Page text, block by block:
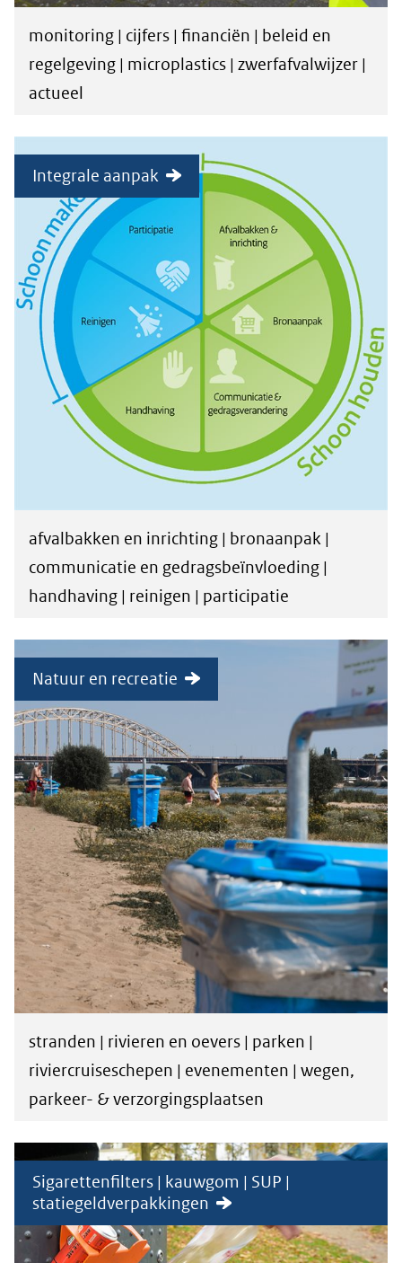
monitoring | cijfers | financiën | beleid en
regelgeving | microplastics | zwerfafvalwijzer |
actueel
Integrale aanpak
afvalbakken en inrichting | bronaanpak |
communicatie en gedragsbeïnvloeding |
handhaving | reinigen | participatie
Natuur en recreatie
stranden | rivieren en oevers | parken |
riviercruiseschepen | evenementen | wegen,
parkeer- & verzorgingsplaatsen
Sigarettenfilters | kauwgom | SUP |
statiegeldverpakkingen